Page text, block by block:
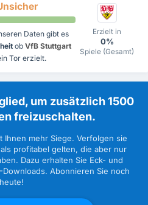
Daten gibt es
ob VfB Stuttgart
Tor erzielt.
Erzielt in
0%
Spiele (Gesamt)
um zusätzlich 1500
freizuschalten.
Ihnen mehr Siege. Verfolgen sie
profitabel gelten, die aber nur
Dazu erhalten Sie Eck- und
Abonnieren Sie noch
heute!